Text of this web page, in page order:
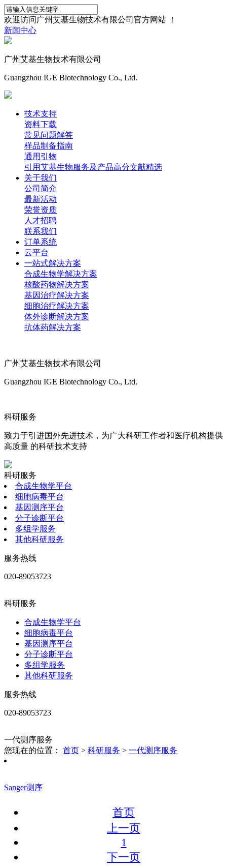
欢迎访问广州艾基生物技术有限公司官方网站 ！
新闻中心
广州艾基生物技术有限公司
Guangzhou IGE Biotechnology Co., Ltd.
技术支持
资料下载
常见问题解答
样品制备指南
通用引物
引用艾基生物服务及产品高分文献精选
关于我们
公司简介
最新活动
荣誉资质
人才招聘
联系我们
订单系统
云平台
一站式解决方案
合成生物学解决方案
核酸药物解决方案
基因治疗解决方案
细胞治疗解决方案
体外诊断解决方案
抗体药解决方案
广州艾基生物技术有限公司
Guangzhou IGE Biotechnology Co., Ltd.
科研服务
致力于引进国外先进技术，为广大科研工作者和医疗机构提供
高质量 的科研技术支持
科研服务
合成生物学平台
细胞病毒平台
基因测序平台
分子诊断平台
多组学服务
其他科研服务
服务热线
020-89053723
科研服务
合成生物学平台
细胞病毒平台
基因测序平台
分子诊断平台
多组学服务
其他科研服务
服务热线
020-89053723
一代测序服务
您现在的位置： 首页 > 科研服务 > 一代测序服务
Sanger测序
首页
上一页
1
下一页